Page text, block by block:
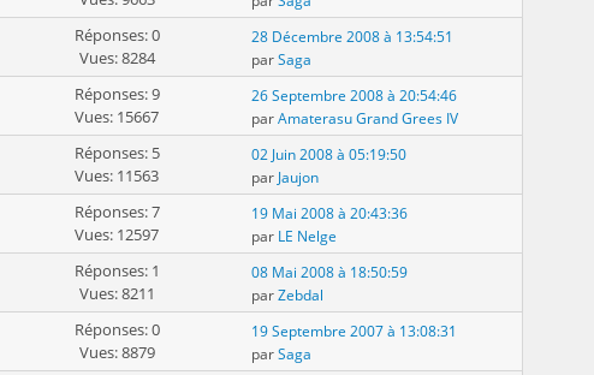
Réponses: 0
Vues: 8284
28 Décembre 2008 à 13:54:51
parSaga
Réponses: 9
Vues: 15667
26 Septembre 2008 à 20:54:46
parAmaterasu Grand Grees IV
Réponses: 5
Vues: 11563
02 Juin 2008 à 05:19:50
par Jaujon
Réponses: 7
Vues: 12597
19 Mai 2008 à 20:43:36
par LE Nelge
Réponses: 1
Vues: 8211
08 Mai 2008 à 18:50:59
parZebdal
Réponses: 0
Vues: 8879
19 Septembre 2007 à 13:08:31
parSaga